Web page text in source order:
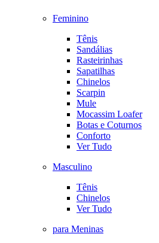
Feminino
Tênis
Sandálias
Rasteirinhas
Sapatilhas
Chinelos
Scarpin
Mule
Mocassim Loafer
Botas e Coturnos
Conforto
Ver Tudo
Masculino
Tênis
Chinelos
Ver Tudo
para Meninas